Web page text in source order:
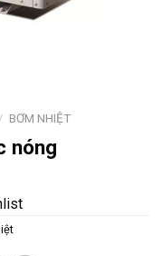
/ BƠM NHIỆT
nóng